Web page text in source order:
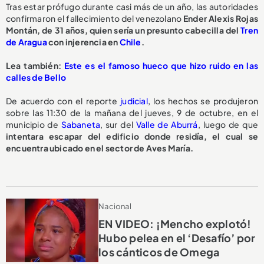
Tras estar prófugo durante casi más de un año, las autoridades
confirmaron el fallecimiento del venezolano Ender Alexis Rojas
Montán, de 31 años, quien sería un presunto cabecilla delTren
de Araguacon injerencia enChile.
Lea también: Este es el famoso hueco que hizo ruido en las
calles de Bello
De acuerdo con el reporte judicial, los hechos se produjeron
sobre las 11:30 de la mañana del jueves, 9 de octubre, en el
municipio de Sabaneta, sur del Valle de Aburrá, luego de que
intentara escapar del edificio donde residía, el cual se
encuentra ubicado en el sector de Aves María.
Nacional
EN VIDEO: ¡Mencho explotó!
Hubo pelea en el ‘Desafío’ por
los cánticos de Omega